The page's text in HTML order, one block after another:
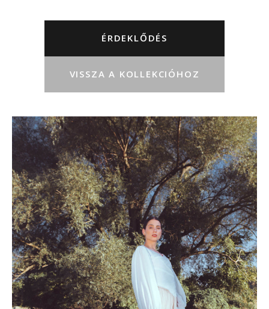
ÉRDEKLŐDÉS
VISSZA A KOLLEKCIÓHOZ